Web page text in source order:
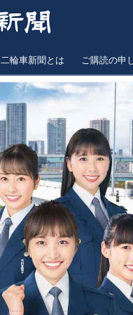
二輪車新聞とは ご購読の申